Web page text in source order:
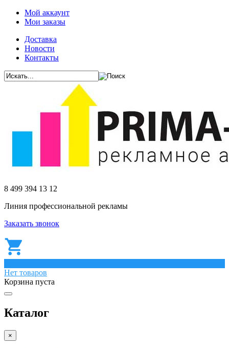
Мой аккаунт
Мои заказы
Доставка
Новости
Контакты
8 499 394 13 12
Линия профессиональной рекламы
Заказать звонок
Нет товаров
Корзина пуста
Каталог
×